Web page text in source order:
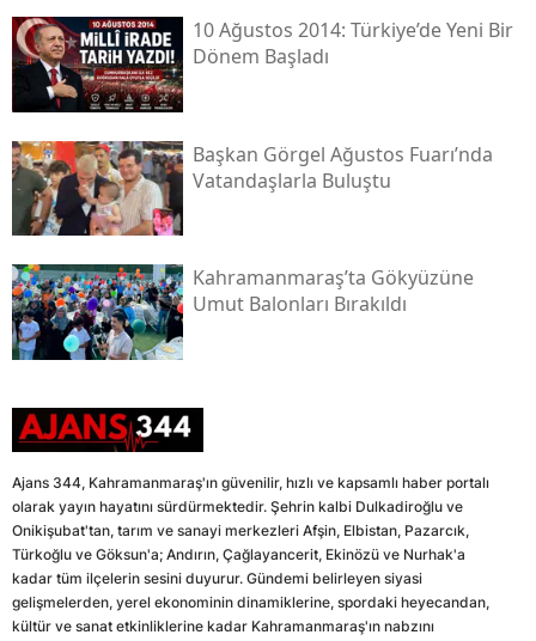
10 Ağustos 2014: Türkiye’de Yeni Bir
Dönem Başladı
Başkan Görgel Ağustos Fuarı’nda
Vatandaşlarla Buluştu
Kahramanmaraş’ta Gökyüzüne
Umut Balonları Bırakıldı
Ajans 344, Kahramanmaraş'ın güvenilir, hızlı ve kapsamlı haber portalı
olarak yayın hayatını sürdürmektedir. Şehrin kalbi Dulkadiroğlu ve
Onikişubat'tan, tarım ve sanayi merkezleri Afşin, Elbistan, Pazarcık,
Türkoğlu ve Göksun'a; Andırın, Çağlayancerit, Ekinözü ve Nurhak'a
kadar tüm ilçelerin sesini duyurur. Gündemi belirleyen siyasi
gelişmelerden, yerel ekonominin dinamiklerine, spordaki heyecandan,
kültür ve sanat etkinliklerine kadar Kahramanmaraş'ın nabzını